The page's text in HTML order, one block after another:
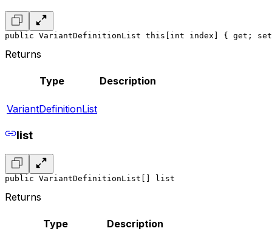
public VariantDefinitionList this[int index] { get;
Returns
Type Description
VariantDefinitionList
list
public VariantDefinitionList[] list
Returns
Type Description